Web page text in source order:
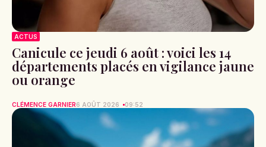
ACTUS
Canicule ce jeudi 6 août : voici les 14
départements placés en vigilance jaune
ou orange
CLÉMENCE GARNIER6 AOÛT 2026 09:52